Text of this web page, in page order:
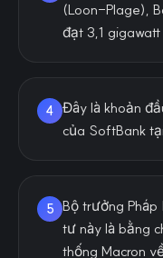
(Loon-Plage),
đạt 3,1
4 Đây là khoản
của SoftBank
5 Bộ trưởng Pháp
tư này là bằng
thống Macron